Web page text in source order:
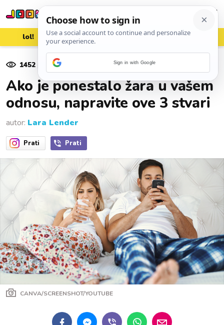
lol! aww vrh! woot?!
1452 pregleda
Ako je ponestalo žara u vašem
odnosu, napravite ove 3 stvari
autor: Lara Lender
Prati Prati
CANVA/SCREENSHOT/YOUTUBE
Sign in with Google